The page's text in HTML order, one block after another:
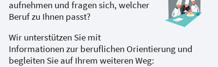
aufnehmen und fragen sich, welcher
Beruf zu Ihnen passt?
Wir unterstützen Sie mit
Informationen zur beruflichen Orientierung und
begleiten Sie auf Ihrem weiteren Weg: